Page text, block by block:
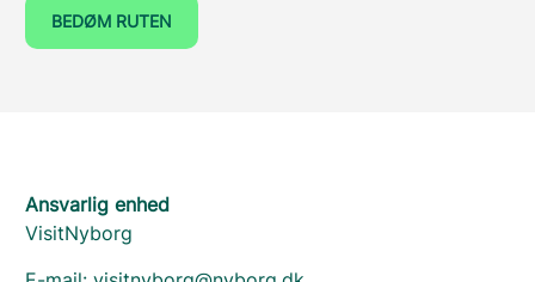
BEDØM RUTEN
Ansvarlig enhed
VisitNyborg